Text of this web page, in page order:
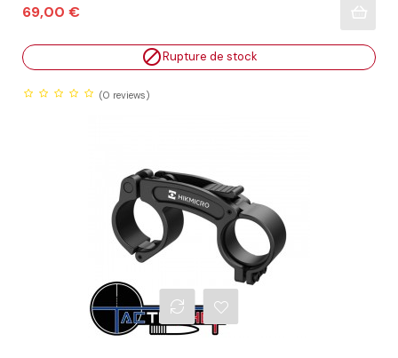
Prix
69,00 €
Rupture de stock
(0 reviews)